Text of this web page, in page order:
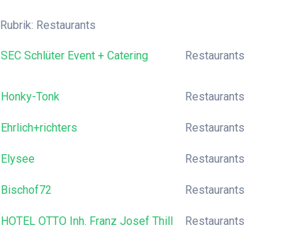
Rubrik: Restaurants
SEC Schlüter Event + Catering Restaurants
Honky-Tonk Restaurants
Ehrlich+richters
Restaurants
Elysee Restaurants
Bischof72
Restaurants
HOTEL OTTO Inh. Franz Josef Thill Restaurants